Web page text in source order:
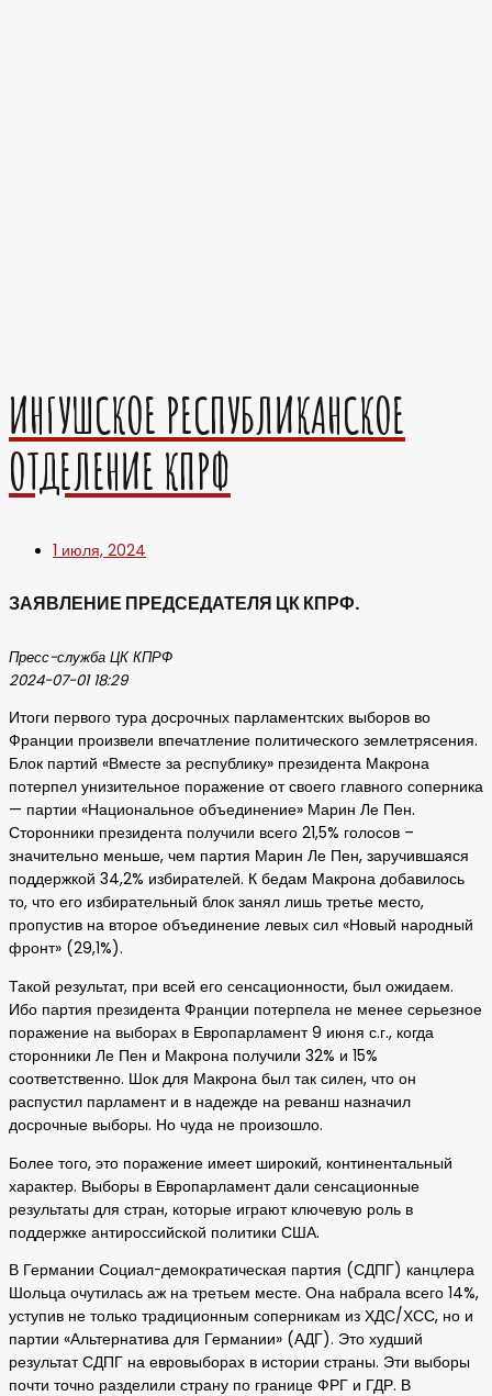
ИНГУШСКОЕ РЕСПУБЛИКАНСКОЕ
ОТДЕЛЕНИЕ КПРФ
1 июля, 2024
ЗАЯВЛЕНИЕ ПРЕДСЕДАТЕЛЯ ЦК КПРФ.
Пресс-служба ЦК КПРФ
2024-07-01 18:29
Итоги первого тура досрочных парламентских выборов во
Франции произвели впечатление политического землетрясения.
Блок партий «Вместе за республику» президента Макрона
потерпел унизительное поражение от своего главного соперника
— партии «Национальное объединение» Марин Ле Пен.
Сторонники президента получили всего 21,5% голосов –
значительно меньше, чем партия Марин Ле Пен, заручившаяся
поддержкой 34,2% избирателей. К бедам Макрона добавилось
то, что его избирательный блок занял лишь третье место,
пропустив на второе объединение левых сил «Новый народный
фронт» (29,1%).
Такой результат, при всей его сенсационности, был ожидаем.
Ибо партия президента Франции потерпела не менее серьезное
поражение на выборах в Европарламент 9 июня с.г., когда
сторонники Ле Пен и Макрона получили 32% и 15%
соответственно. Шок для Макрона был так силен, что он
распустил парламент и в надежде на реванш назначил
досрочные выборы. Но чуда не произошло.
Более того, это поражение имеет широкий, континентальный
характер. Выборы в Европарламент дали сенсационные
результаты для стран, которые играют ключевую роль в
поддержке антироссийской политики США.
В Германии Социал-демократическая партия (СДПГ) канцлера
Шольца очутилась аж на третьем месте. Она набрала всего 14%,
уступив не только традиционным соперникам из ХДС/ХСС, но и
партии «Альтернатива для Германии» (АДГ). Это худший
результат СДПГ на евровыборах в истории страны. Эти выборы
почти точно разделили страну по границе ФРГ и ГДР. В